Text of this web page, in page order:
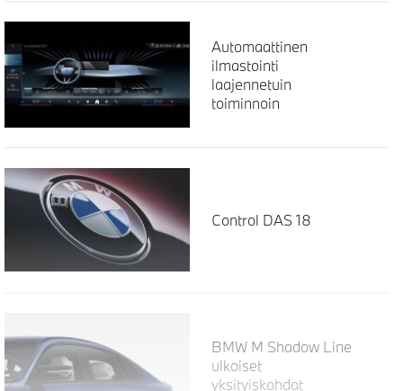
Automaattinen
ilmastointi
laajennetuin
toiminnoin
Control DAS 18
BMW M Shadow Line
ulkoiset
yksityiskohdat